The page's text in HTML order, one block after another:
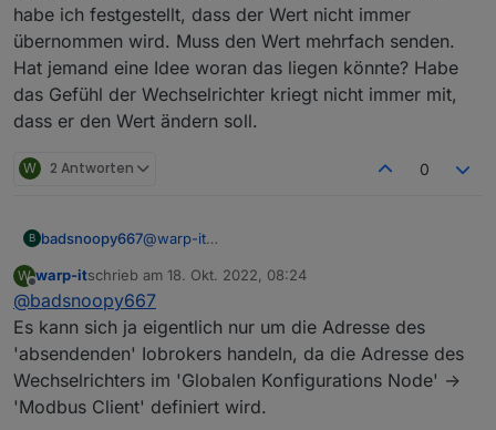
habe ich festgestellt, dass der Wert nicht immer
übernommen wird. Muss den Wert mehrfach senden.
Hat jemand eine Idee woran das liegen könnte? Habe
das Gefühl der Wechselrichter kriegt nicht immer mit,
dass er den Wert ändern soll.
W 2 Antworten 0
B badsnoopy667@warp-it
zugeben, ich kann es Dir gar nicht sagen. Die IP
die bei mir eingetragen ist, entspricht gar nicht
meinem IP-Range. Ich vermute, die IP wird in
der Funktion gar nicht verwendet? Hatte das ja
auch irgendwo aus dem Internet
zusammenkopiert...
Funktioniert auch mit dieser komischen IP.
W
Offline
warp-itschrieb am 18. Okt. 2022, 08:24
zuletzt editiert von
@badsnoopy667
Es kann sich ja eigentlich nur um die Adresse des
'absendenden' Iobrokers handeln, da die Adresse des
Wechselrichters im 'Globalen Konfigurations Node' ->
'Modbus Client' definiert wird.